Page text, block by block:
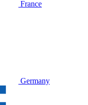
France
Germany